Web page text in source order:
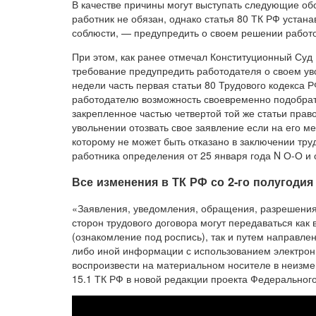
В качестве причины могут выступать следующие
работник не обязан, однако статья 80 ТК РФ
соблюсти, — предупредить о своем решении
При этом, как ранее отмечал Конституционный
требование предупредить работодателя о своем
недели часть первая статьи 80 Трудового
работодателю возможность своевременно
закрепленное частью четвертой той же статьи
увольнении отозвать свое заявление если на его
которому не может быть отказано в заключении
работника определения от 25 января года N О-О
Все изменения в ТК РФ со 2-го полугодия
«Заявления, уведомления, обращения,
сторон трудового договора могут передаваться
(ознакомление под роспись), так и путем
либо иной информации с использованием
воспроизвести на материальном носителе в
15.1 ТК РФ в новой редакции проекта